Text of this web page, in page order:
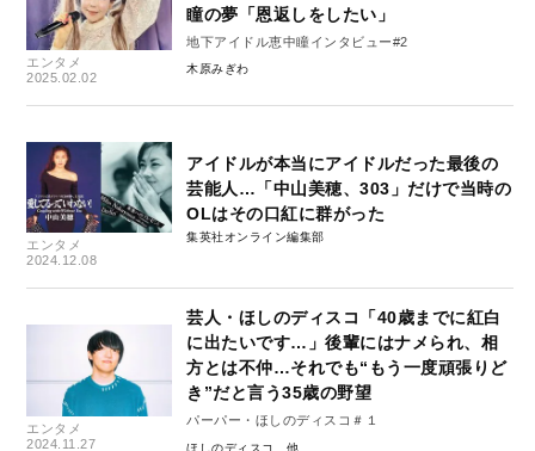
エンタメ
2025.02.02
瞳の夢「恩返しをしたい」
地下アイドル恵中瞳インタビュー#2
木原みぎわ
エンタメ
2024.12.08
アイドルが本当にアイドルだった最後の
芸能人…「中山美穂、303」だけで当時の
OLはその口紅に群がった
集英社オンライン編集部
エンタメ
2024.11.27
芸人・ほしのディスコ「40歳までに紅白
に出たいです…」後輩にはナメられ、相
方とは不仲…それでも“もう一度頑張りど
き”だと言う35歳の野望
パーパー・ほしのディスコ＃１
ほしのディスコ